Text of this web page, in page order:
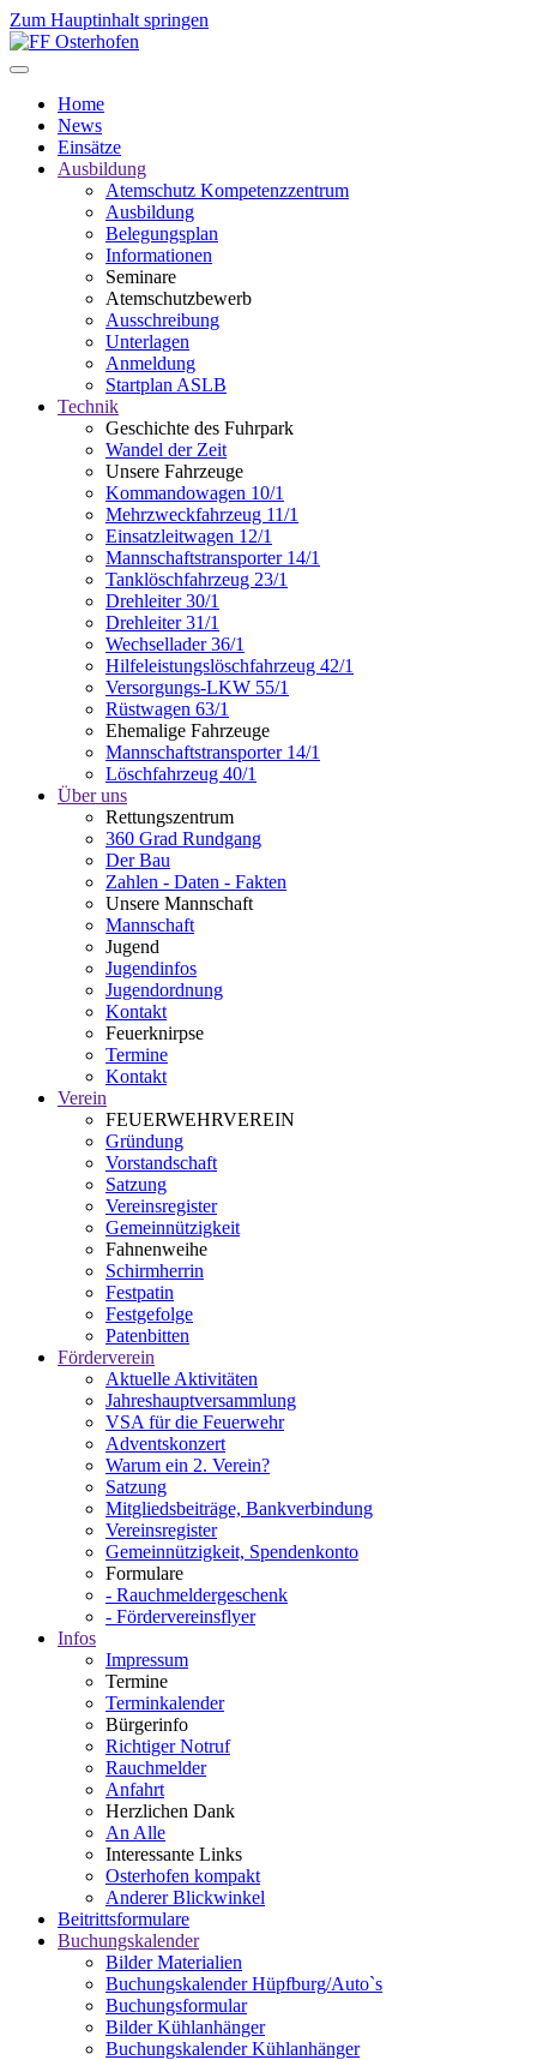
Zum Hauptinhalt springen
Home
News
Einsätze
Ausbildung
Atemschutz Kompetenzzentrum
Ausbildung
Belegungsplan
Informationen
Seminare
Atemschutzbewerb
Ausschreibung
Unterlagen
Anmeldung
Startplan ASLB
Technik
Geschichte des Fuhrpark
Wandel der Zeit
Unsere Fahrzeuge
Kommandowagen 10/1
Mehrzweckfahrzeug 11/1
Einsatzleitwagen 12/1
Mannschaftstransporter 14/1
Tanklöschfahrzeug 23/1
Drehleiter 30/1
Drehleiter 31/1
Wechsellader 36/1
Hilfeleistungslöschfahrzeug 42/1
Versorgungs-LKW 55/1
Rüstwagen 63/1
Ehemalige Fahrzeuge
Mannschaftstransporter 14/1
Löschfahrzeug 40/1
Über uns
Rettungszentrum
360 Grad Rundgang
Der Bau
Zahlen - Daten - Fakten
Unsere Mannschaft
Mannschaft
Jugend
Jugendinfos
Jugendordnung
Kontakt
Feuerknirpse
Termine
Kontakt
Verein
FEUERWEHRVEREIN
Gründung
Vorstandschaft
Satzung
Vereinsregister
Gemeinnützigkeit
Fahnenweihe
Schirmherrin
Festpatin
Festgefolge
Patenbitten
Förderverein
Aktuelle Aktivitäten
Jahreshauptversammlung
VSA für die Feuerwehr
Adventskonzert
Warum ein 2. Verein?
Satzung
Mitgliedsbeiträge, Bankverbindung
Vereinsregister
Gemeinnützigkeit, Spendenkonto
Formulare
- Rauchmeldergeschenk
- Fördervereinsflyer
Infos
Impressum
Termine
Terminkalender
Bürgerinfo
Richtiger Notruf
Rauchmelder
Anfahrt
Herzlichen Dank
An Alle
Interessante Links
Osterhofen kompakt
Anderer Blickwinkel
Beitrittsformulare
Buchungskalender
Bilder Materialien
Buchungskalender Hüpfburg/Auto`s
Buchungsformular
Bilder Kühlanhänger
Buchungskalender Kühlanhänger